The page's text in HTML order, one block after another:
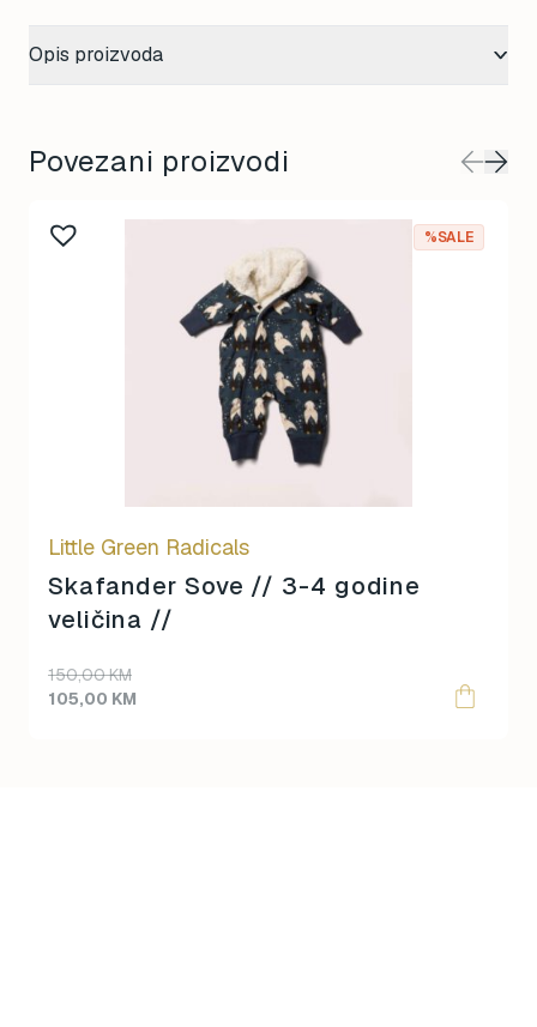
Opis proizvoda
Povezani proizvodi
%SALE
Little Green Radicals
Skafander Sove // 3-4 godine
veličina //
150,00KM
Original
price
105,00 KM
Current
price